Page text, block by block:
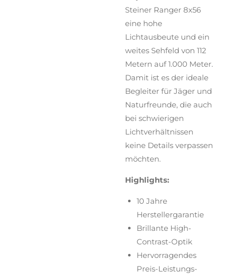
Steiner Ranger 8x56
eine hohe
Lichtausbeute und ein
weites Sehfeld von 112
Metern auf 1.000 Meter.
Damit ist es der ideale
Begleiter für Jäger und
Naturfreunde, die auch
bei schwierigen
Lichtverhältnissen
keine Details verpassen
möchten.
Highlights:
10 Jahre
Herstellergarantie
Brillante High-
Contrast-Optik
Hervorragendes
Preis-Leistungs-